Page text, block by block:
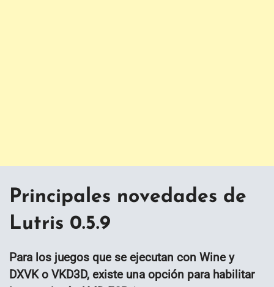
Principales novedades de
Lutris 0.5.9
Para los juegos que se ejecutan con Wine y
DXVK o VKD3D, existe una opción para habilitar